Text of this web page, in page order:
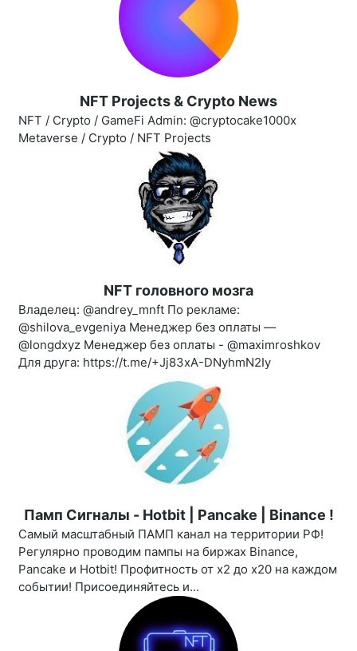
NFT Projects & Crypto News
NFT / Crypto / GameFi Admin: @cryptocake1000x
Metaverse / Crypto / NFT Projects
NFT головного мозга
Владелец: @andrey_mnft По рекламе:
@shilova_evgeniya Менеджер без оплаты —
@longdxyz Менеджер без оплаты - @maximroshkov
Для друга: https://t.me/+Jj83xA-DNyhmN2Iy
Памп Сигналы - Hotbit | Pancake | Binance !
Самый масштабный ПАМП канал на территории РФ!
Регулярно проводим пампы на биржах Binance,
Pancake и Hotbit! Профитность от х2 до х20 на каждом
событии! Присоединяйтесь и...